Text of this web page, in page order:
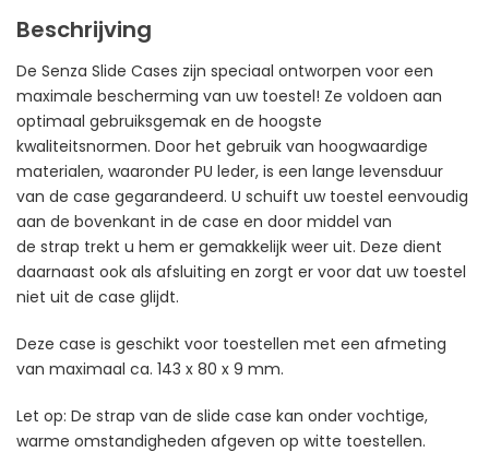
Beschrijving
De Senza Slide Cases zijn speciaal ontworpen voor een
maximale bescherming van uw toestel! Ze voldoen aan
optimaal gebruiksgemak en de hoogste
kwaliteitsnormen. Door het gebruik van hoogwaardige
materialen, waaronder PU leder, is een lange levensduur
van de case gegarandeerd. U schuift uw toestel eenvoudig
aan de bovenkant in de case en door middel van
de strap trekt u hem er gemakkelijk weer uit. Deze dient
daarnaast ook als afsluiting en zorgt er voor dat uw toestel
niet uit de case glijdt.
Deze case is geschikt voor toestellen met een afmeting
van maximaal ca. 143 x 80 x 9 mm.
Let op: De strap van de slide case kan onder vochtige,
warme omstandigheden afgeven op witte toestellen.